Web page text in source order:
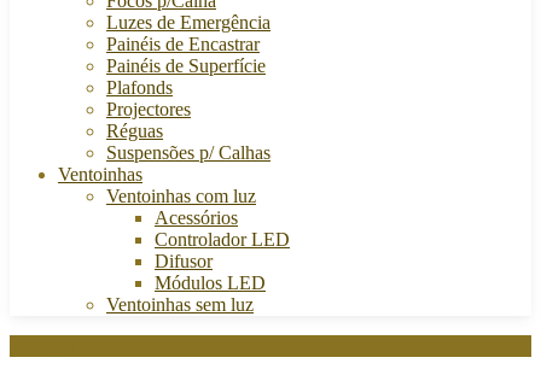
Luzes de Emergência
Painéis de Encastrar
Painéis de Superfície
Plafonds
Projectores
Réguas
Suspensões p/ Calhas
Ventoinhas
Ventoinhas com luz
Acessórios
Controlador LED
Difusor
Módulos LED
Ventoinhas sem luz